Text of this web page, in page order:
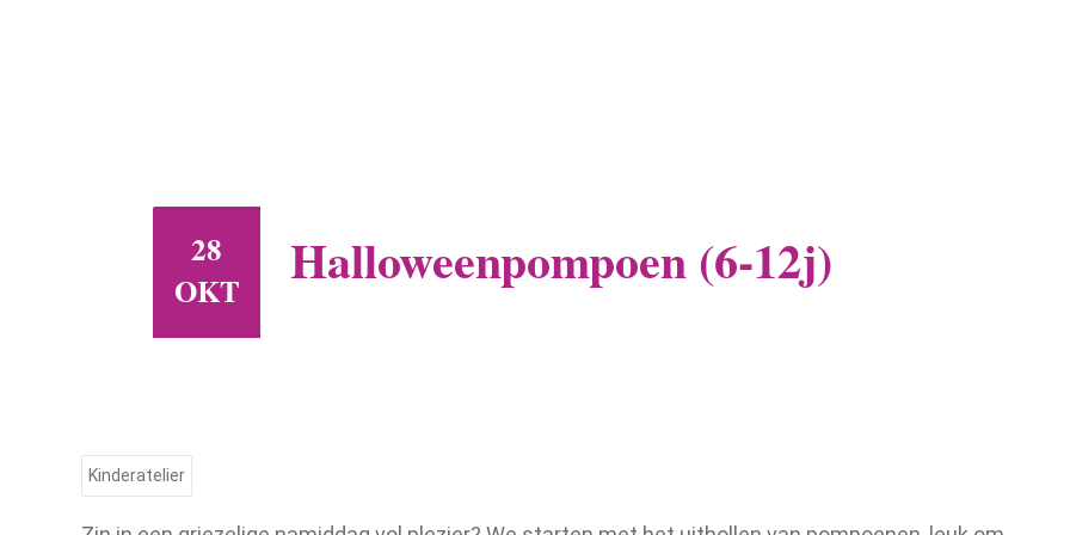
28
OKT
Halloweenpompoen (6-12j)
Kinderatelier